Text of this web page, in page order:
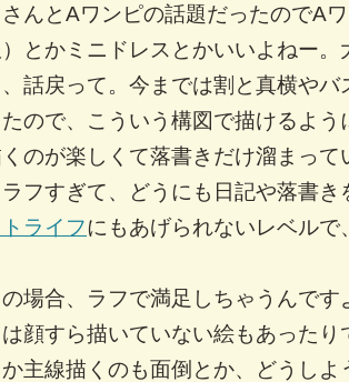
んとAワンピの話題だったのでA
）とかミニドレスとかいいよねー
話戻って。今までは割と真横や
ので、こういう構図で描けるよ
のが楽しくて落書きだけ溜まっ
フすぎて、どうにも日記や落書き
ライフにもあげられないレベル
場合、ラフで満足しちゃうんで
は顔すら描いていない絵もあった
主線描くのも面倒とか、どうし